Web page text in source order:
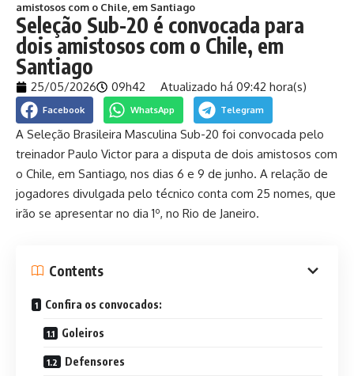
amistosos com o Chile, em Santiago
Seleção Sub-20 é convocada para
dois amistosos com o Chile, em
Santiago
25/05/2026 09h42 Atualizado há 09:42 hora(s)
Facebook WhatsApp Telegram
A Seleção Brasileira Masculina Sub-20 foi convocada pelo
treinador Paulo Victor para a disputa de dois amistosos com
o Chile, em Santiago, nos dias 6 e 9 de junho. A relação de
jogadores divulgada pelo técnico conta com 25 nomes, que
irão se apresentar no dia 1º, no Rio de Janeiro.
Contents
Confira os convocados:
Goleiros
Defensores